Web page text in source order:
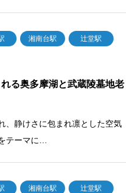
湘南台駅 辻堂駅
る奥多摩湖と武蔵陵墓地老
、静けさに包まれ凛とした空気
テーマに…
湘南台駅 辻堂駅